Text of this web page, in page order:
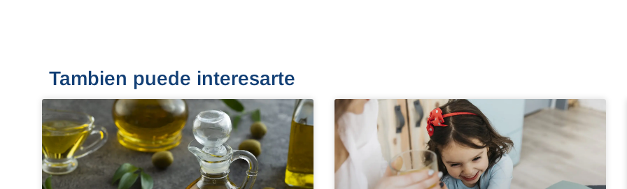
Tambien puede interesarte